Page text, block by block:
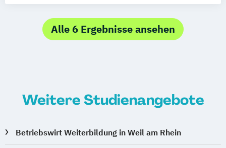
Alle 6 Ergebnisse ansehen
Weitere Studienangebote
Betriebswirt Weiterbildung in Weil am Rhein